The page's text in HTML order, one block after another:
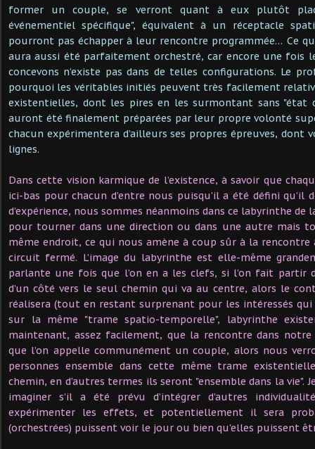
former un couple, se verront quant à eux plutôt
événementiel spécifique", équivalent à un réceptacle
pourront pas échapper à leur rencontre programmée… Ce
aura aussi été parfaitement orchestré, car encore une fois
concevons n’existe pas dans de telles configurations. Le
pourquoi les véritables initiés peuvent très facilement
existentielles, dont les pires en les surmontant sans "état
auront été finalement préparées par leur propre volonté
chacun expérimentera d’ailleurs ses propres épreuves, dont
lignes.
Dans cette vision karmique de l’existence, à savoir que
ici-bas pour chacun d’entre nous puisqu’il a été défini qu’il
d’expérience, nous sommes néanmoins dans ce labyrinthe de
pour tourner dans une direction ou dans une autre mais
même endroit, ce qui nous amène à coup sûr à la
circuit fermé. L’image du labyrinthe est elle-même
parlante une fois que l’on en a les clefs, si l’on fait partir
d’un côté vers le seul chemin qui va au centre, alors le
réalisera (tout en restant surprenant pour les intéressés qui
sur la même "trame spatio-temporelle", labyrinthe
maintenant, assez facilement, que la rencontre dans
que l’on appelle communément un couple, alors nous
personnes ensemble dans cette même trame
chemin, en d’autres termes ils seront "ensemble dans la vie".
imaginer s’il a été prévu d’intégrer d’autres
expérimenter les effets, et potentiellement il sera
(orchestrées) puissent voir le jour ou bien qu'elles puissent